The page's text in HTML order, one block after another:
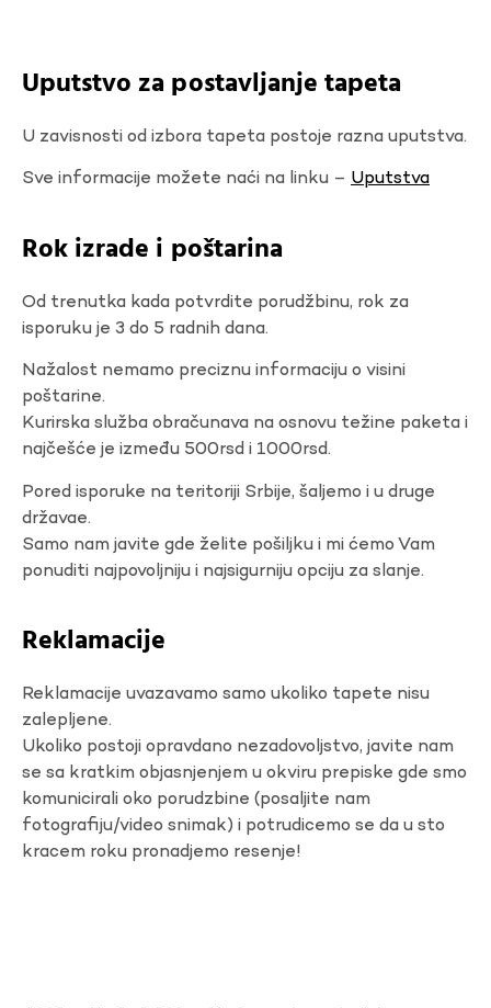
Uputstvo za postavljanje tapeta
U zavisnosti od izbora tapeta postoje razna uputstva.
Sve informacije možete naći na linku – Uputstva
Rok izrade i poštarina
Od trenutka kada potvrdite porudžbinu, rok za
isporuku je 3 do 5 radnih dana.
Nažalost nemamo preciznu informaciju o visini
poštarine.
Kurirska služba obračunava na osnovu težine paketa i
najčešće je između 500rsd i 1000rsd.
Pored isporuke na teritoriji Srbije, šaljemo i u druge
državae.
Samo nam javite gde želite pošiljku i mi ćemo Vam
ponuditi najpovoljniju i najsigurniju opciju za slanje.
Reklamacije
Reklamacije uvazavamo samo ukoliko tapete nisu
zalepljene.
Ukoliko postoji opravdano nezadovoljstvo, javite nam
se sa kratkim objasnjenjem u okviru prepiske gde smo
komunicirali oko porudzbine (posaljite nam
fotografiju/video snimak) i potrudicemo se da u sto
kracem roku pronadjemo resenje!